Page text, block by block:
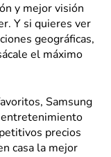
y mejor visión
Y si quieres ver
geográficas,
el máximo
Samsung
entretenimiento
precios
casa la mejor